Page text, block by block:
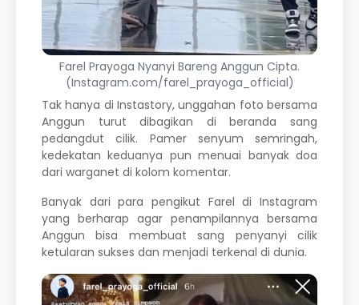
Farel Prayoga Nyanyi Bareng Anggun Cipta.
(Instagram.com/farel_prayoga_official)
Tak hanya di Instastory, unggahan foto bersama
Anggun turut dibagikan di beranda sang
pedangdut cilik. Pamer senyum semringah,
kedekatan keduanya pun menuai banyak doa
dari warganet di kolom komentar.
Banyak dari para pengikut Farel di Instagram
yang berharap agar penampilannya bersama
Anggun bisa membuat sang penyanyi cilik
ketularan sukses dan menjadi terkenal di dunia.